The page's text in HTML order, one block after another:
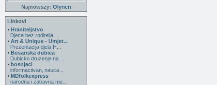
Najnowszy: Olyrien
Linkovi
Hraniteljstvo
Djeca bez roditelja ...
Art & Unique - Umjet...
Prezentacija djela H...
Bosanska dubica
Dubicko druzenje na ...
bosnjaci
informactivan, nauca...
MDfolkexpress
narodna i zabavna mu...